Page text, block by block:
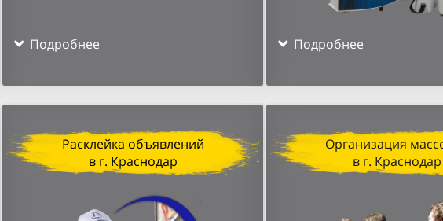
Подробнее Подробнее
Расклейка объявлений
в г. Краснодар
Организация
в г. Краснодар